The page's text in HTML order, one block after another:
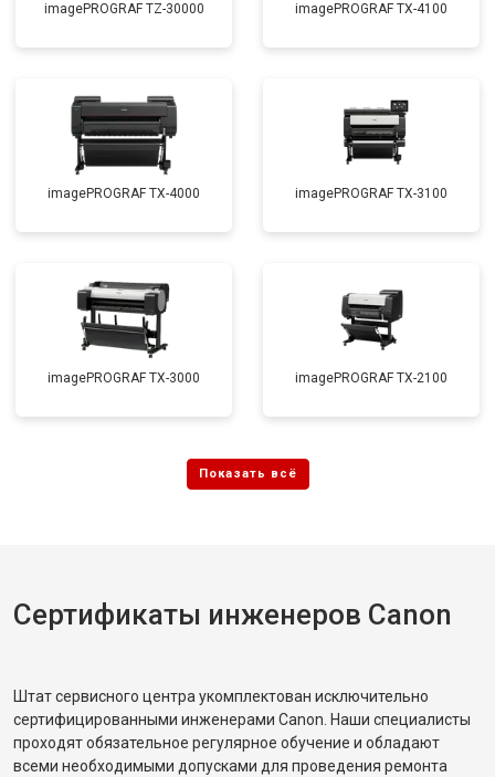
imagePROGRAF TZ-30000 imagePROGRAF TX-4100
imagePROGRAF TX-4000 imagePROGRAF TX-3100
imagePROGRAF TX-3000 imagePROGRAF TX-2100
Сертификаты инженеров Canon
Штат сервисного центра укомплектован исключительно
сертифицированными инженерами Canon. Наши специалисты
проходят обязательное регулярное обучение и обладают
всеми необходимыми допусками для проведения ремонта